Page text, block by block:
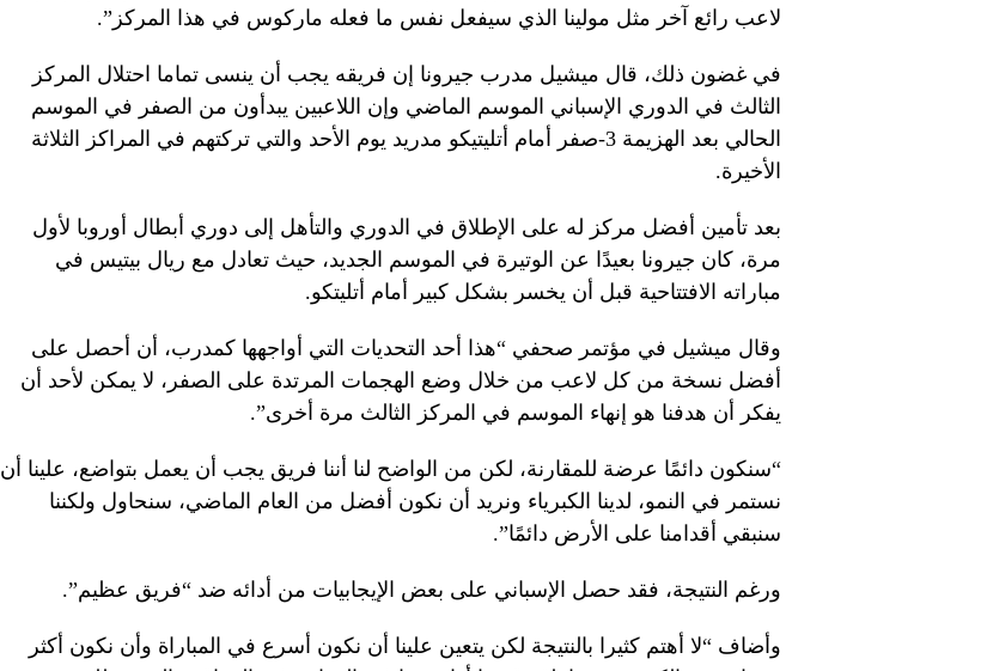
لاعب رائع آخر مثل مولينا الذي سيفعل نفس ما فعله ماركوس في هذا المركز”.
في غضون ذلك، قال ميشيل مدرب جيرونا إن فريقه يجب أن ينسى تماما احتلال المركز
الثالث في الدوري الإسباني الموسم الماضي وإن اللاعبين يبدأون من الصفر في الموسم
الحالي بعد الهزيمة 3-صفر أمام أتليتيكو مدريد يوم الأحد والتي تركتهم في المراكز الثلاثة
الأخيرة.
بعد تأمين أفضل مركز له على الإطلاق في الدوري والتأهل إلى دوري أبطال أوروبا لأول
مرة، كان جيرونا بعيدًا عن الوتيرة في الموسم الجديد، حيث تعادل مع ريال بيتيس في
مباراته الافتتاحية قبل أن يخسر بشكل كبير أمام أتليتكو.
وقال ميشيل في مؤتمر صحفي “هذا أحد التحديات التي أواجهها كمدرب، أن أحصل على
أفضل نسخة من كل لاعب من خلال وضع الهجمات المرتدة على الصفر، لا يمكن لأحد أن
يفكر أن هدفنا هو إنهاء الموسم في المركز الثالث مرة أخرى”.
“سنكون دائمًا عرضة للمقارنة، لكن من الواضح لنا أننا فريق يجب أن يعمل بتواضع، علينا أن
نستمر في النمو، لدينا الكبرياء ونريد أن نكون أفضل من العام الماضي، سنحاول ولكننا
سنبقي أقدامنا على الأرض دائمًا”.
ورغم النتيجة، فقد حصل الإسباني على بعض الإيجابيات من أدائه ضد “فريق عظيم”.
وأضاف “لا أهتم كثيرا بالنتيجة لكن يتعين علينا أن نكون أسرع في المباراة وأن نكون أكثر